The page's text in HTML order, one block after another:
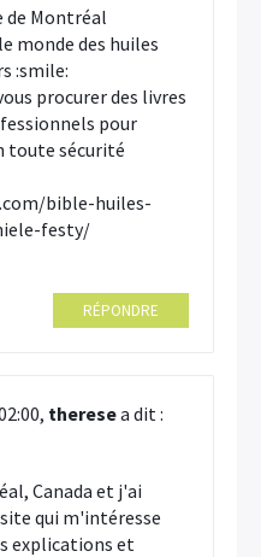
de Montréal
monde des huiles
:smile:
procurer des livres
pour
toute sécurité
bible-huiles-
festy/
RÉPONDRE
theresea dit :
Canada et j'ai
qui m'intéresse
explications et